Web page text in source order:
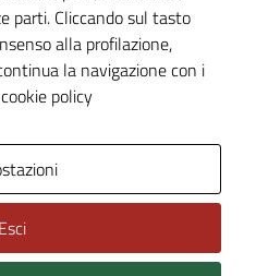
parti. Cliccando sul tasto
alla profilazione,
la navigazione con i
policy
Esci